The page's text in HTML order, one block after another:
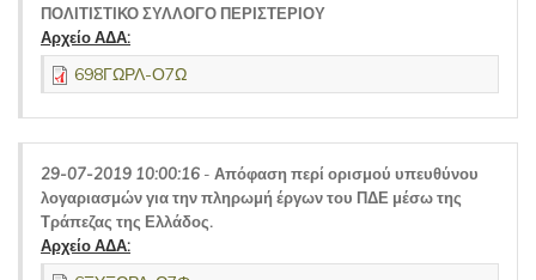
ΠΟΛΙΤΙΣΤΙΚΟ ΣΥΛΛΟΓΟ ΠΕΡΙΣΤΕΡΙΟΥ
Αρχείο ΑΔΑ:
698ΓΩΡΛ-Ο7Ω
29-07-2019 10:00:16 - Απόφαση περί ορισμού υπευθύνου
λογαριασμών για την πληρωμή έργων του ΠΔΕ μέσω της
Τράπεζας της Ελλάδος.
Αρχείο ΑΔΑ: